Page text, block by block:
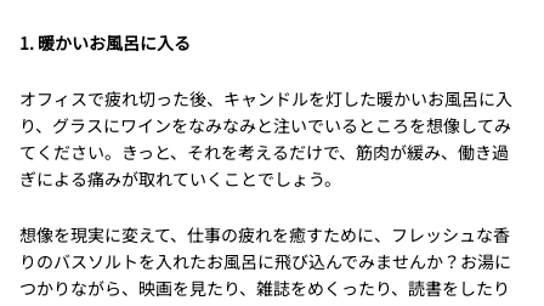
1. 暖かいお風呂に入る
オフィスで疲れ切った後、キャンドルを灯した暖かいお風呂に入
り、グラスにワインをなみなみと注いでいるところを想像してみ
てください。きっと、それを考えるだけで、筋肉が緩み、働き過
ぎによる痛みが取れていくことでしょう。
想像を現実に変えて、仕事の疲れを癒すために、フレッシュな香
りのバスソルトを入れたお風呂に飛び込んでみませんか？お湯に
つかりながら、映画を見たり、雑誌をめくったり、読書をしたり